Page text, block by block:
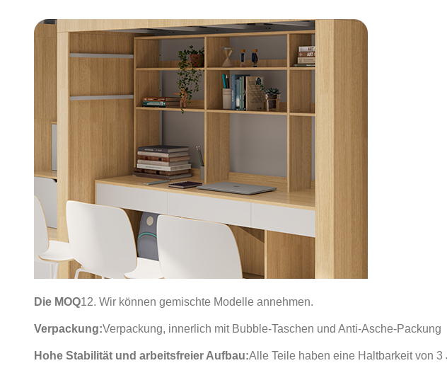
Die MOQ12. Wir können gemischte Modelle annehmen.
Verpackung:Verpackung, innerlich mit Bubble-Taschen und Anti-Asche-Packung
Hohe Stabilität und arbeitsfreier Aufbau:Alle Teile haben eine Haltbarkeit von